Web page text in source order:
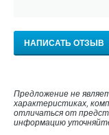
НАПИСАТЬ ОТЗЫВ
Предложение не
характеристиках,
отличаться от
информацию